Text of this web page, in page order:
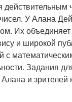
У Алана
Их
и широкой
с
Задания
и зрителей